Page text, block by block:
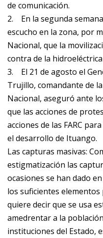
de comunicación.
2. En la segunda
escucho en la zona, por
Nacional, que la
contra de la
3. El 21 de agosto el
Trujillo, comandante de
Nacional, aseguró ante
que las acciones de
acciones de las FARC
el desarrollo de Ituango.
Las capturas masivas:
estigmatización las
ocasiones se han dado
los suficientes
quiere decir que se usa
amedrentar a la
instituciones del Estado,